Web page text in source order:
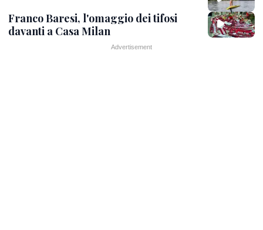
Franco Baresi, l'omaggio dei tifosi
davanti a Casa Milan